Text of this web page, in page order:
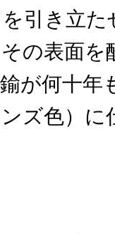
引き立た
の表面を
が何十年
ズ色）に